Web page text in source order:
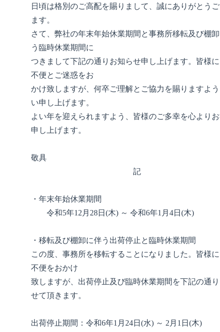
日頃は格別のご高配を賜りまして、誠にありがとう
ます。
さて、弊社の年末年始休業期間と事務所移転及び棚
う臨時休業期間に
つきまして下記の通りお知らせ申し上げます。皆様
不便とご迷惑をお
かけ致しますが、何卒ご理解とご協力を賜りますよ
い申し上げます。
よい年を迎えられますよう、皆様のご多幸を心より
申し上げます。
敬具
記
・年末年始休業期間
令和5年12月28日(木) ～ 令和6年1月4日(木)
・移転及び棚卸に伴う出荷停止と臨時休業期間
この度、事務所を移転することになりました。皆様
不便をおかけ
致しますが、出荷停止及び臨時休業期間を下記の通
せて頂きます。
出荷停止期間：令和6年1月24日(水) ～ 2月1日(木)